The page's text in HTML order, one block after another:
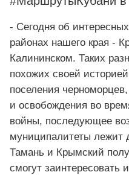
- Сегодня об
районах нашего края -
Калининском. Таких
похожих своей
поселения
и освобождения во
войны, последующее
муниципалитеты лежит
Тамань и Крымский
смогут заинтересовать